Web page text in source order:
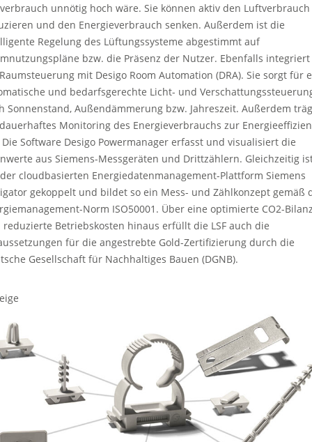
unnötig hoch wäre. Sie können aktiv den Luftverbrauch
und den Energieverbrauch senken. Außerdem ist die
Regelung des Lüftungssysteme abgestimmt auf
bzw. die Präsenz der Nutzer. Ebenfalls
mit Desigo Room Automation (DRA). Sie sorgt für
und bedarfsgerechte Licht- und
Sonnenstand, Außendämmerung bzw. Jahreszeit. Außerdem
Monitoring des Energieverbrauchs zur
Software Desigo Powermanager erfasst und visualisiert die
aus Siemens-Messgeräten und Drittzählern. Gleichzeitig
cloudbasierten Energiedatenmanagement-Plattform Siemens
gekoppelt und bildet so ein Mess- und Zählkonzept gemäß
Norm ISO50001. Über eine optimierte CO2-
reduzierte Betriebskosten hinaus erfüllt die LSF auch die
für die angestrebte Gold-Zertifizierung durch die
Gesellschaft für Nachhaltiges Bauen (DGNB).